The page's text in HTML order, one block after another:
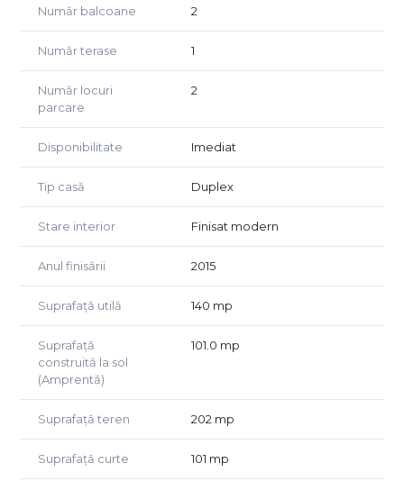
Teren: 202 mp
An construcție: 2010
An finisaje: 2015
facil către magazine, școli, stații de transport public și
parcuri. În același timp, zona păstrează un aer rezidențial,
finalul zilei.
Dacă îți dorești o locuință spațioasă, modernă și bine
amplasată, această casă tip duplex este o alegere
excelentă. Contactează-ne pentru programarea unei
vizionări.
Număr balcoane 2
Număr terase 1
Număr locuri
parcare
2
Disponibilitate Imediat
Tip casă Duplex
Stare interior Finisat modern
Anul finisării 2015
Suprafață utilă 140 mp
Suprafață
construită la sol
(Amprentă)
101.0 mp
Suprafață teren 202 mp
Suprafață curte 101 mp